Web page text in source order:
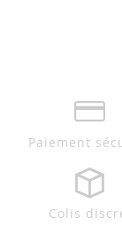
Paiement
Colis